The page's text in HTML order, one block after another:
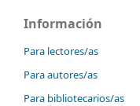
Información
Para lectores/as
Para autores/as
Para bibliotecarios/as